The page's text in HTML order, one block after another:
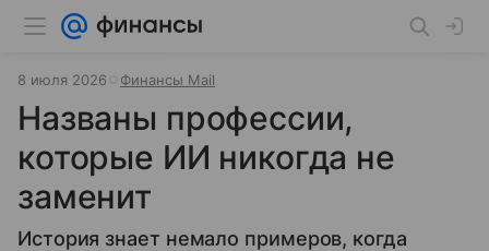
8 июля 2026 Финансы Mail
Названы профессии,
которые ИИ никогда не
заменит
История знает немало примеров, когда